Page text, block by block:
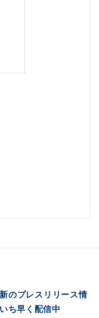
のプレスリリース情
ち早く配信中